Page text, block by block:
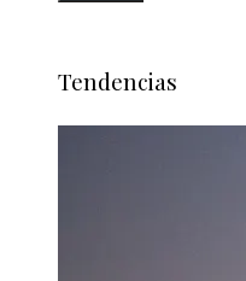
Tendencias